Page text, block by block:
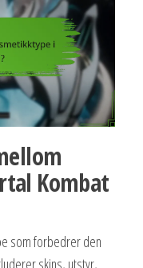
Kombat
som forbedrer den
skins, utstyr,